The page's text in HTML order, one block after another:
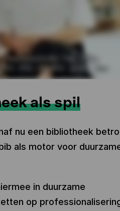
als spil
nu een bibliotheek
als motor voor
in duurzame
op